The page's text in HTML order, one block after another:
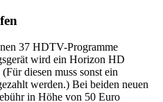
37 HDTV-Programme
wird ein Horizon HD
diesen muss sonst ein
werden.) Bei beiden neuen
in Höhe von 50 Euro